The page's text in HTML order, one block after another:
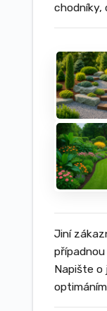
chodníky,
Jiní
Napište o